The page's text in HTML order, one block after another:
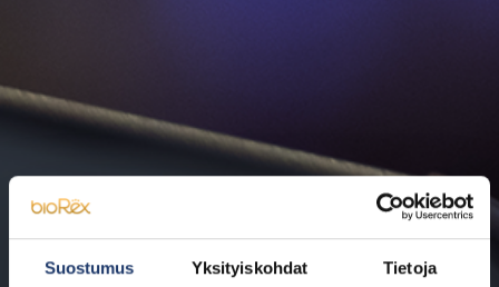
Suostumus Yksityiskohdat Tietoja